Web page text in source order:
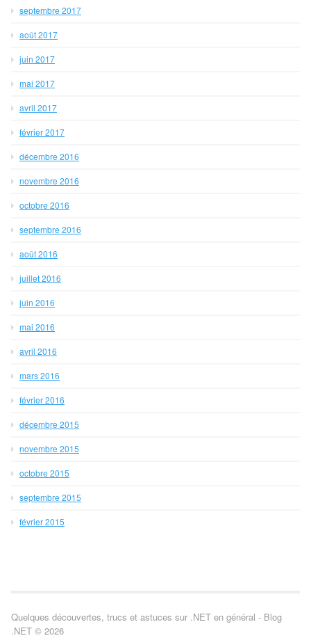
septembre 2017
août 2017
juin 2017
mai 2017
avril 2017
février 2017
décembre 2016
novembre 2016
octobre 2016
septembre 2016
août 2016
juillet 2016
juin 2016
mai 2016
avril 2016
mars 2016
février 2016
décembre 2015
novembre 2015
octobre 2015
septembre 2015
février 2015
Quelques découvertes, trucs et astuces sur .NET en général - Blog
.NET © 2026